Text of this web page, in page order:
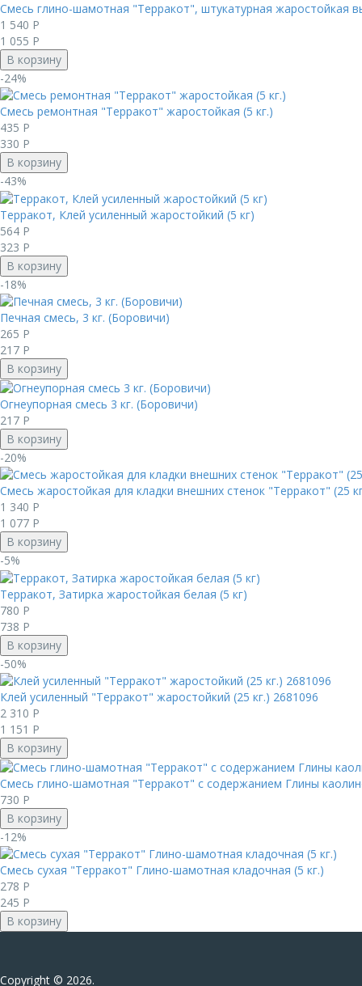
Смесь глино-шамотная "Терракот", штукатурная жаростойкая
1 540 Р
1 055 Р
В корзину
-24%
Смесь ремонтная "Терракот" жаростойкая (5 кг.)
435 Р
330 Р
В корзину
-43%
Терракот, Клей усиленный жаростойкий (5 кг)
564 Р
323 Р
В корзину
-18%
Печная смесь, 3 кг. (Боровичи)
265 Р
217 Р
В корзину
Огнеупорная смесь 3 кг. (Боровичи)
217 Р
В корзину
-20%
Смесь жаростойкая для кладки внешних стенок "Терракот" (25
1 340 Р
1 077 Р
В корзину
-5%
Терракот, Затирка жаростойкая белая (5 кг)
780 Р
738 Р
В корзину
-50%
Клей усиленный "Терракот" жаростойкий (25 кг.) 2681096
2 310 Р
1 151 Р
В корзину
Смесь глино-шамотная "Терракот" с содержанием Глины
730 Р
В корзину
-12%
Смесь сухая "Терракот" Глино-шамотная кладочная (5 кг.)
278 Р
245 Р
В корзину
Сopyright © 2026.